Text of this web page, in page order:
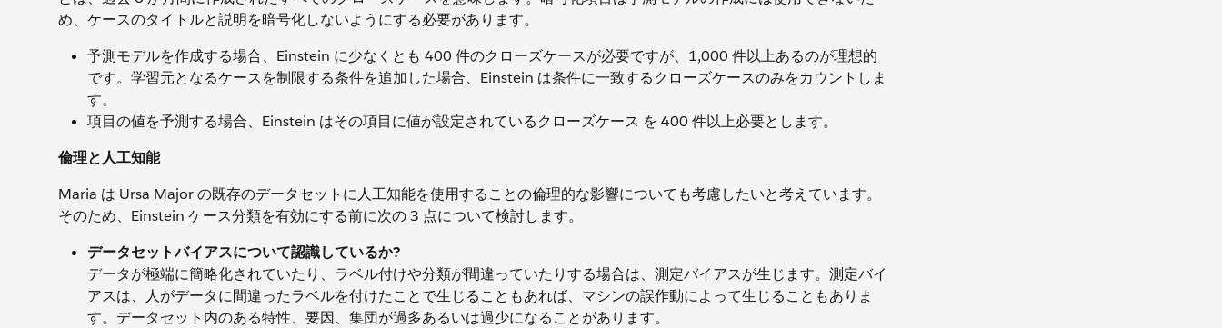
め、ケースのタイトルと説明を暗号化しないようにする必要があります。
予測モデルを作成する場合、Einstein に少なくとも 400 件のクローズケースが必要ですが、1,000 件以上あるのが理想的
です。学習元となるケースを制限する条件を追加した場合、Einstein は条件に一致するクローズケースのみをカウントしま
す。
項目の値を予測する場合、Einstein はその項目に値が設定されているクローズケース を 400 件以上必要とします。
倫理と人工知能
Maria は Ursa Major の既存のデータセットに人工知能を使用することの倫理的な影響についても考慮したいと考えています。
そのため、Einstein ケース分類を有効にする前に次の 3 点について検討します。
データセットバイアスについて認識しているか?
データが極端に簡略化されていたり、ラベル付けや分類が間違っていたりする場合は、測定バイアスが生じます。測定バイ
アスは、人がデータに間違ったラベルを付けたことで生じることもあれば、マシンの誤作動によって生じることもありま
す。データセット内のある特性、要因、集団が過多あるいは過少になることがあります。